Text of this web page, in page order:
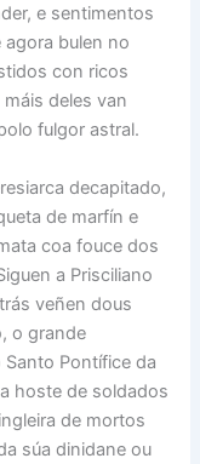
e sentimentos
bulen no
con ricos
deles van
fulgor astral.
decapitado,
de marfín e
coa fouce dos
a Prisciliano
veñen dous
o grande
Santo Pontífice da
hoste de soldados
de mortos
súa dinidane ou